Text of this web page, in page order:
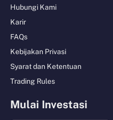
Hubungi Kami
Karir
FAQs
Kebijakan Privasi
Syarat dan Ketentuan
Trading Rules
Mulai Investasi